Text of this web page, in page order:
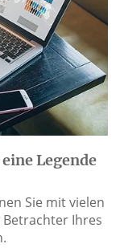
Legende
Sie mit vielen
Betrachter Ihres